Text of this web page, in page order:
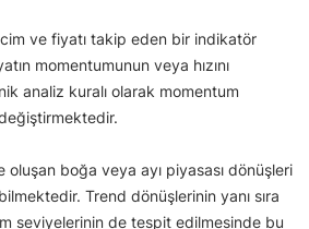
ve fiyatı takip eden bir indikatör
momentumunun veya hızını
analiz kuralı olarak momentum
boğa veya ayı piyasası dönüşleri
Trend dönüşlerinin yanı sıra
seviyelerinin de tespit edilmesinde bu